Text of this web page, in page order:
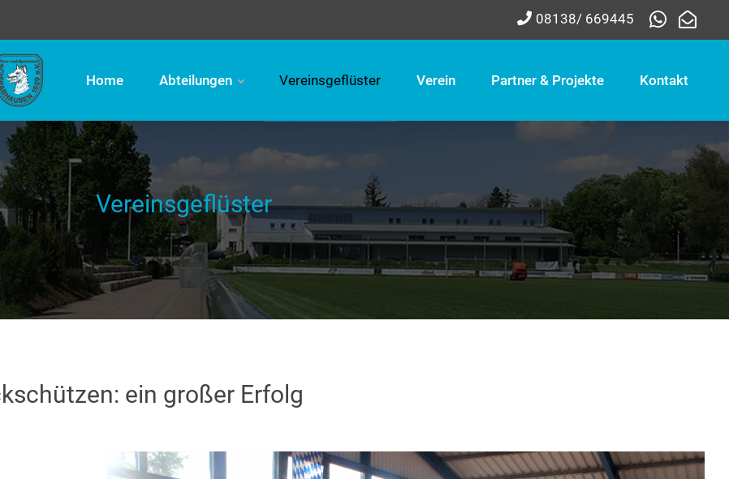
08138/ 669445
Home Abteilungen Vereinsgeflüster Verein Partner & Projekte Kontakt
Vereinsgeflüster
ein großer Erfolg